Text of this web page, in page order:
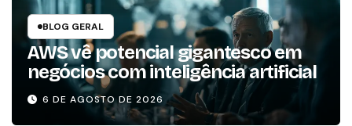
BLOG GERAL
AWS vê potencial gigantesco em
negócios com inteligência artificial
6 DE AGOSTO DE 2026